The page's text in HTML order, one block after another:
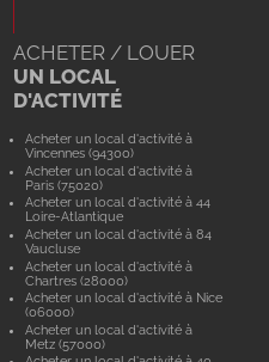
ACHETER / LOUER
UN LOCAL
D'ACTIVITÉ
Acheter un local d'activité à
Vincennes (94300)
Acheter un local d'activité à
Paris (75020)
Acheter un local d'activité à 44
Loire-Atlantique
Acheter un local d'activité à 84
Vaucluse
Acheter un local d'activité à
Chartres (28000)
Acheter un local d'activité à Nice
(06000)
Acheter un local d'activité à
Metz (57000)